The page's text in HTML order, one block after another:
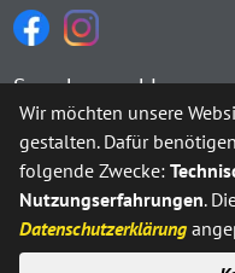
Sprachauswahl
Möchten Sie vonGoogle
Wir möchten unsere
gestalten. Dafür
folgende Zwecke:
Nutzungserfahrungen.
Datenschutzerklärung